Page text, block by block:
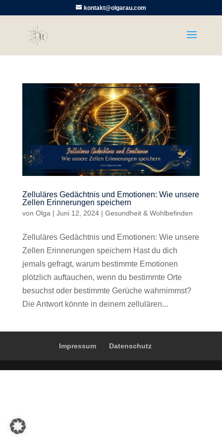
kontakt@olgarau.com
Zelluläres Gedächtnis und Emotionen: Wie unsere
Zellen Erinnerungen speichern
von Olga| Juni 12, 2024| Gesundheit & Wohlbefinden
Zelluläres Gedächtnis und Emotionen: Wie unsere
Zellen Erinnerungen speichern Hast du dich
jemals gefragt, warum bestimmte Emotionen
plötzlich auftauchen, wenn du bestimmte Orte
besuchst oder bestimmte Gerüche wahrnimmst?
Die Antwort könnte in deinem zellulären...
Impressum Datenschutz